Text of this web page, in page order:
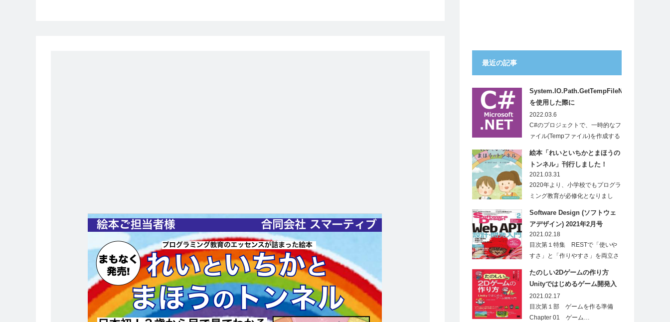
最近の記事
System.IO.Path.GetTempFileName()
を使用した際に
System.IO.IOExceptionが発生
する
2022.03.6
C#のプロジェクトで、一時的なフ
ァイル(Tempファイル)を作成する
絵本「れいといちかとまほうの
トンネル」刊行しました！
2021.03.31
2020年より、小学校でもプログラ
ミング教育が必修化となりまし
Software Design (ソフトウェ
アデザイン) 2021年2月号
2021.02.18
目次第１特集 RESTで「使いや
すさ」と「作りやすさ」を両立さ
たのしい2Dゲームの作り方
Unityではじめるゲーム開発入
門
2021.02.17
目次第１部 ゲームを作る準備
Chapter 01 ゲーム…